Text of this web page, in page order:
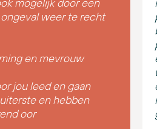
mogelijk door een
weer te recht
en mevrouw
jou leed en gaan
en hebben
oor